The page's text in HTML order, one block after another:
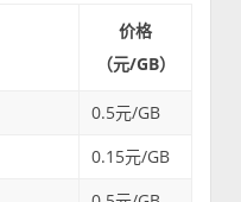
价格
（元/GB）
0.5元/GB
0.15元/GB